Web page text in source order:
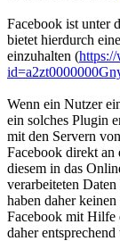
Facebook ist unter
bietet hierdurch
einzuhalten (
Wenn ein Nutzer
ein solches Plugin
mit den Servern
Facebook direkt an
diesem in das
verarbeiteten
haben daher
Facebook mit Hilfe
daher